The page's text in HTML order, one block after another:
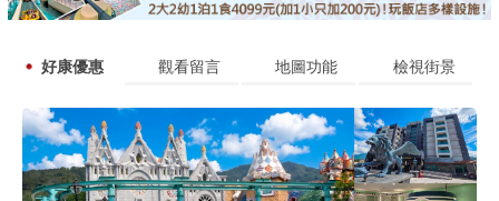
好康優惠 觀看留言 地圖功能 檢視街景